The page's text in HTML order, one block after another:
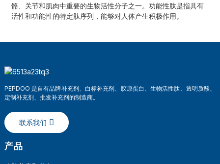
骼、关节和肌肉中重要的生物活性分子之一。功能性肽是指具有
活性和功能性的特定肽序列，能够对人体产生积极作用。
PEPDOO 是自有品牌补充剂、白标补充剂、胶原蛋白、生物活性肽、透明质酸、
定制补充剂、批发补充剂的制造商。
联系我们
产品